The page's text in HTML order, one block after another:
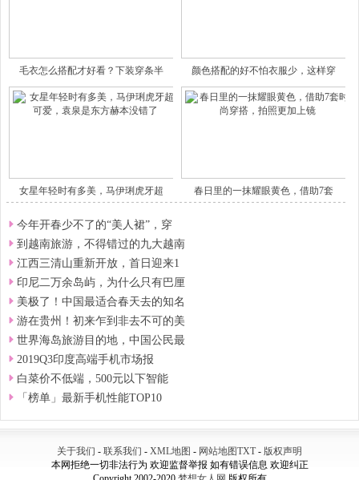
毛衣怎么搭配才好看？下装穿条半 颜色搭配的好不怕衣服少，这样穿
女星年轻时有多美，马伊琍虎牙超 春日里的一抹耀眼黄色，借助7套
今年开春少不了的“美人裙”，穿
到越南旅游，不得错过的九大越南
江西三清山重新开放，首日迎来1
印尼二万余岛屿，为什么只有巴厘
美极了！中国最适合春天去的知名
游在贵州！初来乍到非去不可的美
世界海岛旅游目的地，中国公民最
2019Q3印度高端手机市场报
白菜价不低端，500元以下智能
「榜单」最新手机性能TOP10
关于我们 - 联系我们 - XML地图 - 网站地图TXT- 版权声明
本网拒绝一切非法行为 欢迎监督举报 如有错误信息 欢迎纠正